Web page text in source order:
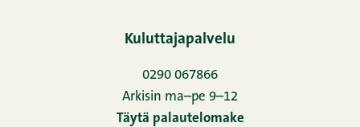
Kuluttajapalvelu
0290 067866
Arkisin ma–pe 9–12
Täytä palautelomake